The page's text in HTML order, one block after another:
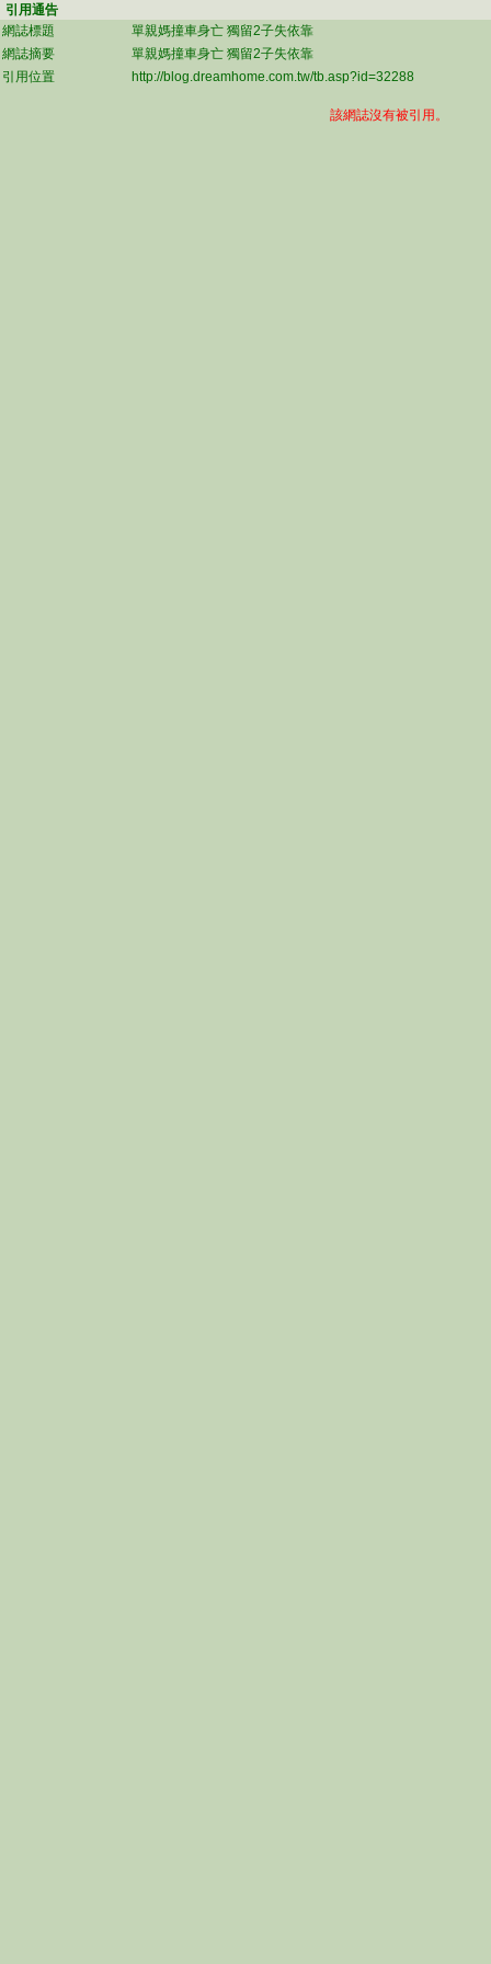
引用通告
網誌標題
單親媽撞車身亡 獨留2子失依靠
網誌摘要
單親媽撞車身亡 獨留2子失依靠
引用位置
http://blog.dreamhome.com.tw/tb.asp?id=32288
該網誌沒有被引用。